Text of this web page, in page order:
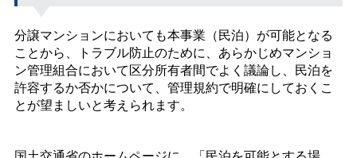
分譲マンションにおいても本事業（民泊）が可能となる
ことから、トラブル防止のために、あらかじめマンショ
ン管理組合において区分所有者間でよく議論し、民泊を
許容するか否かについて、管理規約で明確にしておくこ
とが望ましいと考えられます。